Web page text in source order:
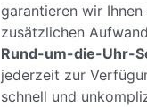
garantieren wir
zusätzlichen
Rund-um-die-Uhr-
jederzeit zur
schnell und